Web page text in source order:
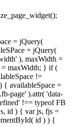
= jQuery(
= jQuery(
), maxWidth =
= maxWidth; } if (
!=
{ availableSpace =
page' ).attr( 'data-
!== typeof FB
id ) { var js, fjs =
id ) ) {